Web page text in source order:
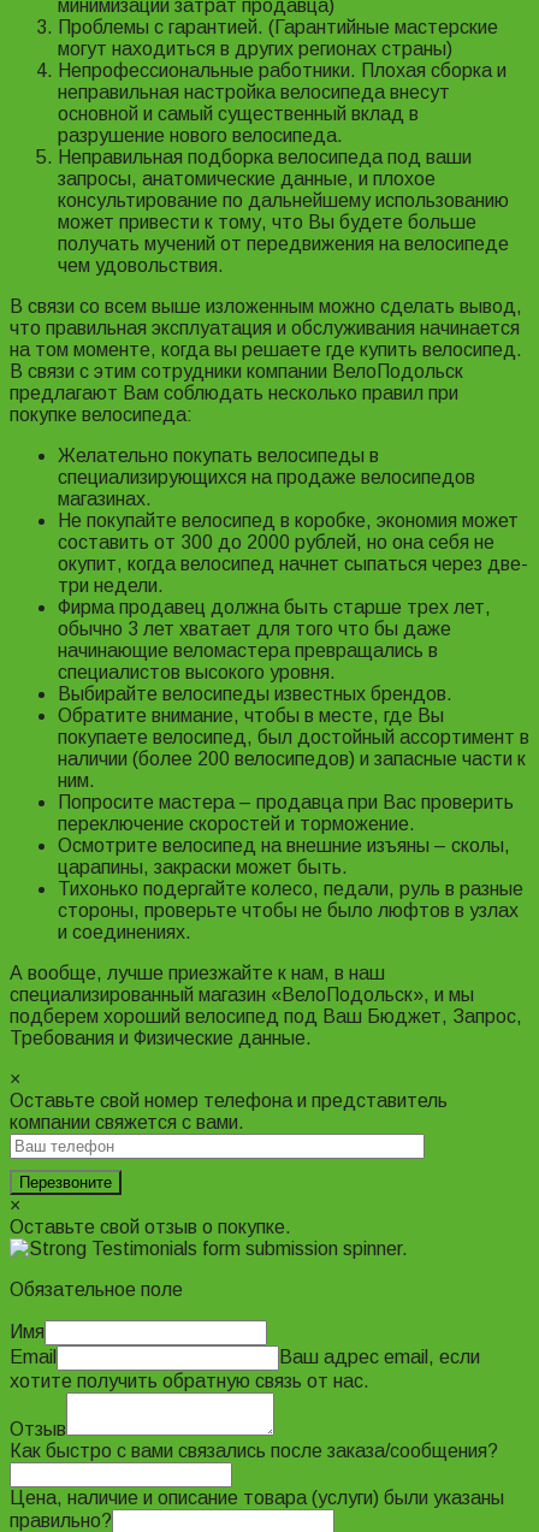
минимизации затрат продавца)
Проблемы с гарантией. (Гарантийные мастерские
могут находиться в других регионах страны)
Непрофессиональные работники. Плохая сборка и
неправильная настройка велосипеда внесут
основной и самый существенный вклад в
разрушение нового велосипеда.
Неправильная подборка велосипеда под ваши
запросы, анатомические данные, и плохое
консультирование по дальнейшему использованию
может привести к тому, что Вы будете больше
получать мучений от передвижения на велосипеде
чем удовольствия.
В связи со всем выше изложенным можно сделать вывод,
что правильная эксплуатация и обслуживания начинается
на том моменте, когда вы решаете где купить велосипед.
В связи с этим сотрудники компании ВелоПодольск
предлагают Вам соблюдать несколько правил при
покупке велосипеда:
Желательно покупать велосипеды в
специализирующихся на продаже велосипедов
магазинах.
Не покупайте велосипед в коробке, экономия может
составить от 300 до 2000 рублей, но она себя не
окупит, когда велосипед начнет сыпаться через две-
три недели.
Фирма продавец должна быть старше трех лет,
обычно 3 лет хватает для того что бы даже
начинающие веломастера превращались в
специалистов высокого уровня.
Выбирайте велосипеды известных брендов.
Обратите внимание, чтобы в месте, где Вы
покупаете велосипед, был достойный ассортимент в
наличии (более 200 велосипедов) и запасные части к
ним.
Попросите мастера – продавца при Вас проверить
переключение скоростей и торможение.
Осмотрите велосипед на внешние изъяны – сколы,
царапины, закраски может быть.
Тихонько подергайте колесо, педали, руль в разные
стороны, проверьте чтобы не было люфтов в узлах
и соединениях.
А вообще, лучше приезжайте к нам, в наш
специализированный магазин «ВелоПодольск», и мы
подберем хороший велосипед под Ваш Бюджет, Запрос,
Требования и Физические данные.
×
Оставьте свой номер телефона и представитель
компании свяжется с вами.
×
Оставьте свой отзыв о покупке.
Обязательное поле
Имя
Email
Ваш адрес email, если
хотите получить обратную связь от нас.
Отзыв
Как быстро с вами связались после заказа/сообщения?
Цена, наличие и описание товара (услуги) были указаны
правильно?